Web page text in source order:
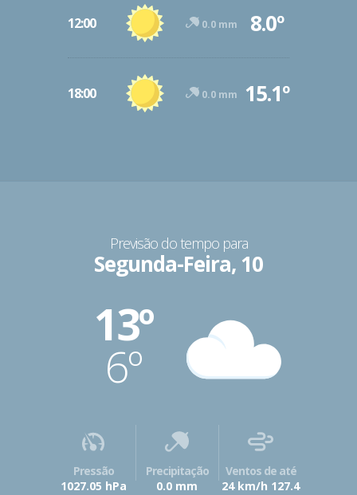
12:00 0.0 mm 8.0º
18:00 0.0 mm 15.1º
Previsão do tempo para
Segunda-Feira, 10
13º
6º
Pressão
1027.05 hPa
Precipitação
0.0 mm
Ventos de até
24 km/h 127.4